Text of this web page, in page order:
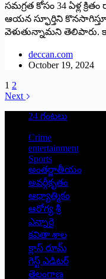
సమగ్రత కోసం 34 ఏళ్ల
ఆయ‌న స్ఫూర్తిని
వెళుతున్నామ‌ని
deccan.com
October 19, 2024
1 2
Next
24 గంటలు
Crime
entertainment
Sports
అంతర్జాతీయం
అవర్గీకృతం
ఆధ్యాత్మికం
ఆరోగ్య శ్రీ
ఎన్నారై
కవితా శాల
క్లాస్ రూమ్
గెస్ట్ ఎడిటర్
తెలంగాణ